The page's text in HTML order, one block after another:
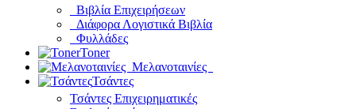
Βιβλία Επιχειρήσεων
Διάφορα Λογιστικά Βιβλία
Φυλλάδες
Toner
Μελανοταινίες
Τσάντες
Τσάντες Επιχειρηματικές